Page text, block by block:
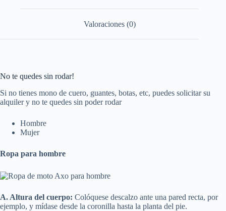
Valoraciones (0)
No te quedes sin rodar!
Si no tienes mono de cuero, guantes, botas, etc, puedes solicitar su
alquiler y no te quedes sin poder rodar
Hombre
Mujer
Ropa para hombre
A. Altura del cuerpo: Colóquese descalzo ante una pared recta, por
ejemplo, y mídase desde la coronilla hasta la planta del pie.